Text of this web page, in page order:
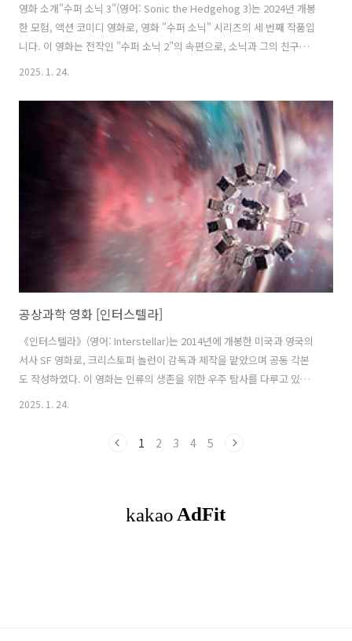
영화 소개"수퍼 소닉 3"(영어: Sonic the Hedgehog 3)는 2024년 개봉
한 모험, 액션 코미디 영화로, 영화 "수퍼 소닉" 시리즈의 세 번째 작품입
니다. 이 영화는 전작인 "수퍼 소닉 2"의 속편으로, 소닉과 그의 친구들
이 새로운 적과 맞서 싸우는 이야기를 담고 있습니다.줄거리영화는 소닉,
연구 시설에 50년간 잠들어 있던 사상 최강의 비밀 병기 "섀도우"가 탈주
하면서 상황이 급변합니다. 소닉과 그의 친구들은 섀도우와의 대결을 준
비하며 다시 모이게 되고, 이 과정에서 그들은 다양한 모험을 겪게 됩니
다. 특히, 섀도우는 소닉보다 빠르고 강력한 능력을 지닌 캐릭터로, 이로
인해 긴장감 넘치는 전투가 펼쳐집니다.출연진소닉:..
2025. 1. 24.
공상과학 영화 [인터스텔라]
《인터스텔라》(영어: Interstellar)는 2014년에 개봉한 미국과 영국의
서사 SF 영화로, 크리스토퍼 놀런이 감독과 제작을 맡았으며 공동 각본
도 작성하였다. 이 영화는 인류의 생존을 위한 우주 탐사를 다루고 있으
며, 복잡한 과학적 개념과 감정적인 이야기 요소가 결합되어 있다.줄거리
로 위기에 처해 있다. 주인공 쿠퍼(매튜 맥커너히 분)는 NASA의 비밀 임
물쿠퍼: 매튜 맥커너히아멜리아 브랜드: 앤 해서웨이브랜드 교..
2025. 1. 24.
1 2 3 4 5